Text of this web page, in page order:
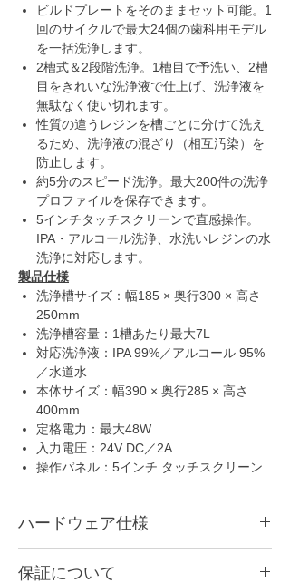
ビルドプレートをそのままセット可能。1
回のサイクルで最大24個の歯科用モデル
を一括洗浄します。
2槽式＆2段階洗浄。1槽目で予洗い、2槽
目をきれいな洗浄液で仕上げ、洗浄液を
無駄なく使い切れます。
性質の違うレジンを槽ごとに分けて洗え
るため、洗浄液の混ざり（相互汚染）を
防止します。
約5分のスピード洗浄。最大200件の洗浄
プロファイルを保存できます。
5インチタッチスクリーンで直感操作。
IPA・アルコール洗浄、水洗いレジンの水
洗浄に対応します。
製品仕様
洗浄槽サイズ：幅185 × 奥行300 × 高さ
250mm
洗浄槽容量：1槽あたり最大7L
対応洗浄液：IPA 99%／アルコール 95%
／水道水
本体サイズ：幅390 × 奥行285 × 高さ
400mm
定格電力：最大48W
入力電圧：24V DC／2A
操作パネル：5インチ タッチスクリーン
ハードウェア仕様
mm
保証について